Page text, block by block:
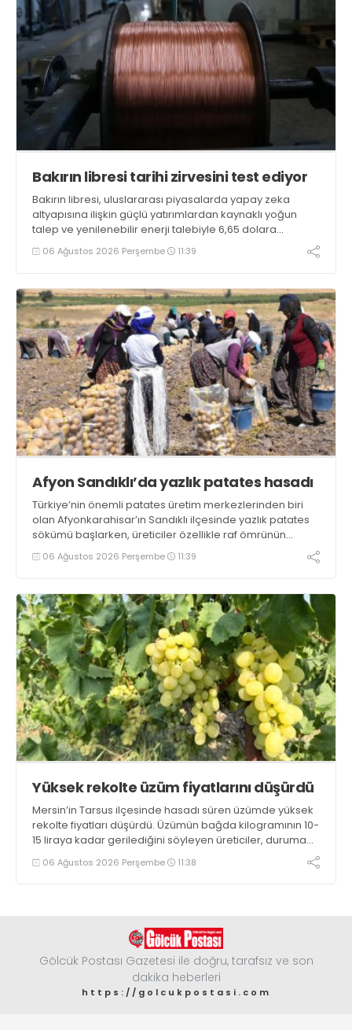
Bakırın libresi tarihi zirvesini test ediyor
Bakırın libresi, uluslararası piyasalarda yapay zeka
altyapısına ilişkin güçlü yatırımlardan kaynaklı yoğun
talep ve yenilenebilir enerji talebiyle 6,65 dolara
ulaşarak tarihi zirvesini test ediyor
06 Ağustos 2026 Perşembe 11:39
Afyon Sandıklı’da yazlık patates hasadı
Türkiye’nin önemli patates üretim merkezlerinden biri
olan Afyonkarahisar’ın Sandıklı ilçesinde yazlık patates
sökümü başlarken, üreticiler özellikle raf ömrünün
yaklaşık 2 ay olması ve rengi bakımından tüketimde
Sandıklı patatesinin daha fazla tercih edildiğini belirtti
06 Ağustos 2026 Perşembe 11:39
Yüksek rekolte üzüm fiyatlarını düşürdü
Mersin’in Tarsus ilçesinde hasadı süren üzümde yüksek
rekolte fiyatları düşürdü. Üzümün bağda kilogramının 10-
15 liraya kadar gerilediğini söyleyen üreticiler, duruma
tepki gösterdi
06 Ağustos 2026 Perşembe 11:38
Gölcük Postası Gazetesi ile doğru, tarafsız ve son
dakika heberleri
https://golcukpostasi.com